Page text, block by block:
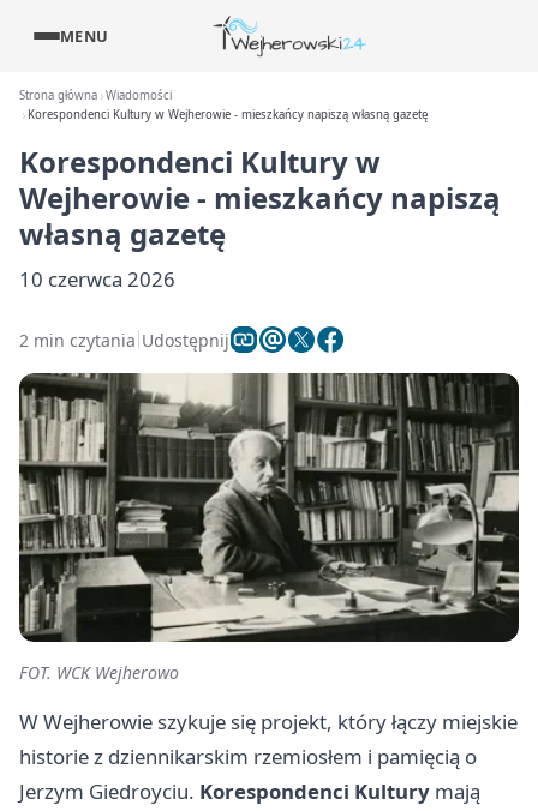
MENU
Strona główna Wiadomości
Korespondenci Kultury w Wejherowie - mieszkańcy napiszą własną gazetę
Korespondenci Kultury w
Wejherowie - mieszkańcy napiszą
własną gazetę
10 czerwca 2026
2 min czytania Udostępnij
FOT. WCK Wejherowo
W Wejherowie szykuje się projekt, który łączy miejskie
historie z dziennikarskim rzemiosłem i pamięcią o
Jerzym Giedroyciu. Korespondenci Kultury mają